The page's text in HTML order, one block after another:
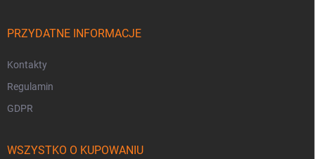
PRZYDATNE INFORMACJE
Kontakty
Regulamin
GDPR
WSZYSTKO O KUPOWANIU